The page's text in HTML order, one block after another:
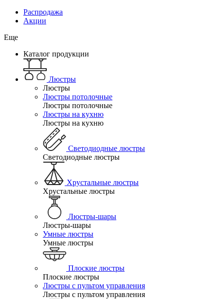
Распродажа
Акции
Еще
Каталог продукции
Люстры
Люстры
Люстры потолочные
Люстры потолочные
Люстры на кухню
Люстры на кухню
Светодиодные люстры
Светодиодные люстры
Хрустальные люстры
Хрустальные люстры
Люстры-шары
Люстры-шары
Умные люстры
Умные люстры
Плоские люстры
Плоские люстры
Люстры с пультом управления
Люстры с пультом управления